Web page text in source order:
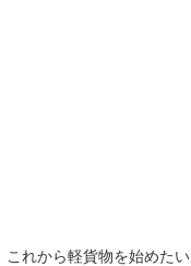
これから軽貨物を始めたい